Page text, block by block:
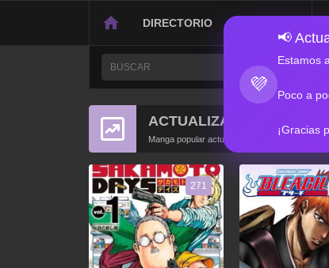
DIRECTORIO
💜
📢
Estamos
Poco a
¡Gracias
ACTUALIZACIONES
Manga popular actualizado recientemente
271